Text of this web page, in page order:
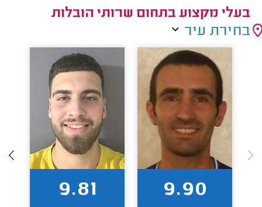
בעלי מקצוע בתחום שרותי הובלות
בחירת עיר
9.90
9.81